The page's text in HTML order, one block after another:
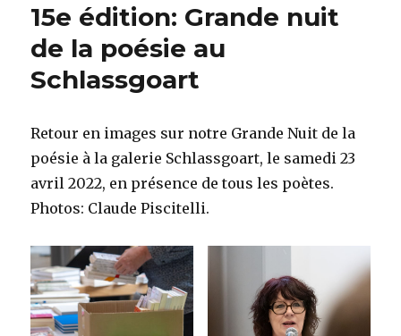
15e édition: Grande nuit
de la poésie au
Schlassgoart
Retour en images sur notre Grande Nuit de la
poésie à la galerie Schlassgoart, le samedi 23
avril 2022, en présence de tous les poètes.
Photos: Claude Piscitelli.